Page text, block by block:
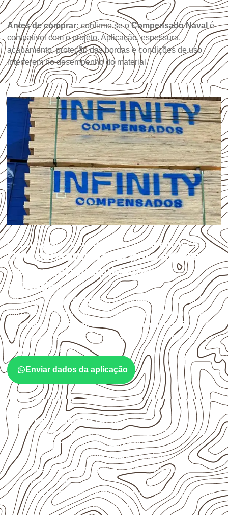
Antes de comprar: confirme se oCompensado Naval é
compatível com o projeto. Aplicação, espessura,
acabamento, proteção das bordas e condições de uso
interferem no desempenho do material.
UTILIZAÇÃO E CUIDADOS DO PRODUTO
Compensado Naval para empresas
de Carambeí: aplicações e
cuidados
Em aplicações profissionais, oCompensado Navalé
utilizado quando o projeto exige atenção à colagem, à
exposição à umidade e à estabilidade dimensional . A
adequação deve ser confirmada conforme a ficha técnica e
as condições de uso.
Enviar dados da aplicação
Critérios técnicos de uso
Escolha a medida considerando aplicação, apoios,
montagem e especificação técnica.
Organize o plano de corte de acordo com as
dimensões disponíveis e o aproveitamento
necessário.
Considere acabamento e proteção das bordas após
qualquer corte ou usinagem.